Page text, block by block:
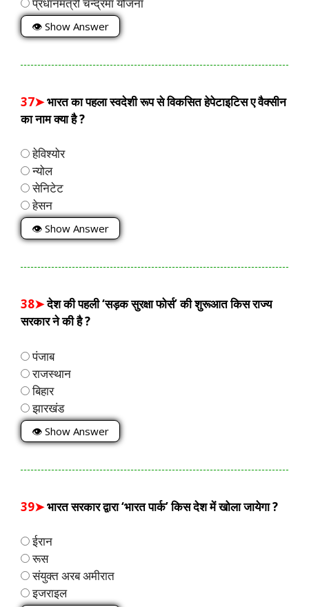
👁 Show Answer
37➤भारत का पहला स्वदेशी रूप से विकसित हेपेटाइटिस ए वैक्सीन
का नाम क्या है ?
हेविश्योर
न्योल
सेनिटेट
हेसन
👁 Show Answer
38➤देश की पहली ‘सड़क सुरक्षा फोर्स’ की शुरूआत किस राज्य
सरकार ने की है ?
पंजाब
राजस्थान
बिहार
झारखंड
👁 Show Answer
39➤भारत सरकार द्वारा ‘भारत पार्क’ किस देश में खोला जायेगा ?
ईरान
रूस
संयुक्त अरब अमीरात
इजराइल